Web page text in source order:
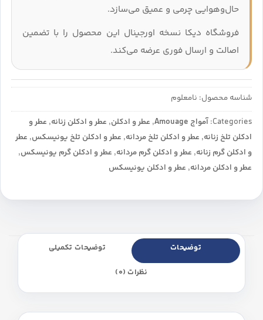
حال‌وهوایی چرمی و عمیق می‌سازد.
فروشگاه دیکا نسخه اورجینال این محصول را با تضمین
اصالت و ارسال فوری عرضه می‌کند.
شناسه محصول: نامعلوم
Categories: آمواج Amouage , عطر و ادکلن, عطر و ادکلن زنانه, عطر و
ادکلن تلخ زنانه, عطر و ادکلن تلخ مردانه, عطر و ادکلن تلخ یونیسکس, عطر
و ادکلن گرم زنانه, عطر و ادکلن گرم مردانه, عطر و ادکلن گرم یونیسکس,
عطر و ادکلن مردانه, عطر و ادکلن یونیسکس
توضیحات توضیحات تکمیلی
نظرات (0)